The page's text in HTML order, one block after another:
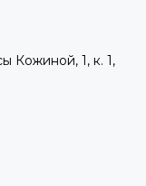
Кожиной, 1, к. 1,